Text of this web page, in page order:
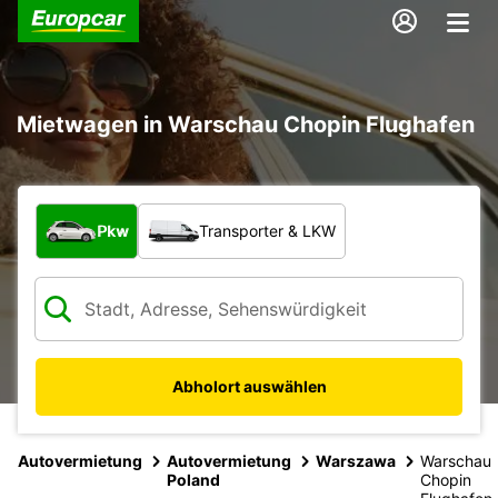
Mietwagen in Warschau Chopin Flughafen
Welche Art von Fahrzeug?
Pkw Transporter & LKW
Abholort auswählen
Autovermietung
Autovermietung
Poland
Warszawa
Warschau
Chopin